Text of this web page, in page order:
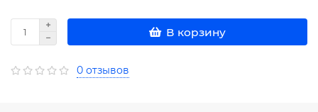
В корзину
0 отзывов